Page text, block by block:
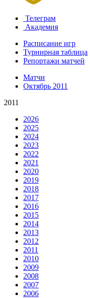
Телеграм
Академия
Расписание игр
Турнирная таблица
Репортажи матчей
Матчи
Октябрь 2011
2011
2026
2025
2024
2023
2022
2021
2020
2019
2018
2017
2016
2015
2014
2013
2012
2011
2010
2009
2008
2007
2006